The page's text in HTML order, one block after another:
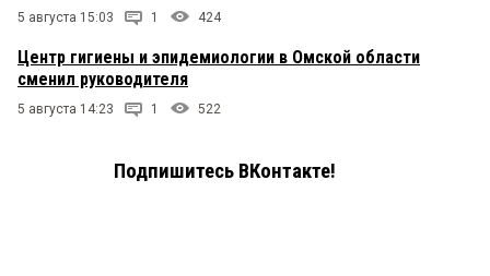
5 августа 15:03 1 424
Центр гигиены и эпидемиологии в Омской области
сменил руководителя
5 августа 14:23 1 522
Подпишитесь ВКонтакте!